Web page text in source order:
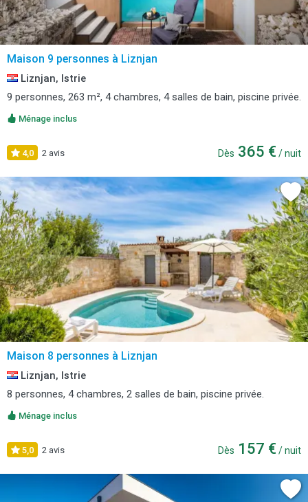
Maison 9 personnes à Liznjan
Liznjan, Istrie
9 personnes, 263 m², 4 chambres, 4 salles de bain, piscine privée.
Ménage inclus
4,0 2 avis Dès 365 € / nuit
Maison 8 personnes à Liznjan
Liznjan, Istrie
8 personnes, 4 chambres, 2 salles de bain, piscine privée.
Ménage inclus
5,0 2 avis Dès 157 € / nuit